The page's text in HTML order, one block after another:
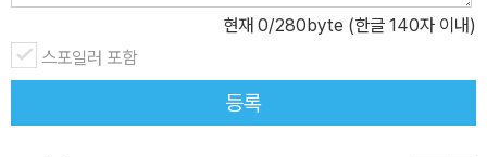
부록을 실었어요. 첫 번째, 에고그램 진단 결과 가장 점수가 낮게 나온
성격 캐릭터를 강화하기 위한 말과 행동을 소개해요, 평소에 연습해
두지 않으면 해당 캐릭터를 사용해 소통해야 하는 상황에서 적절한
말이 바로 나오지 않거든요. 두 번째, 성격 유형별 하루 한마디 연습을
현재 0/280byte (한글 140자 이내)
스포일러 포함
등록